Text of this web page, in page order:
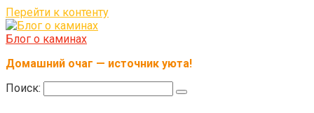
Перейти к контенту
Блог о каминах
Домашний очаг — источник уюта!
Поиск: